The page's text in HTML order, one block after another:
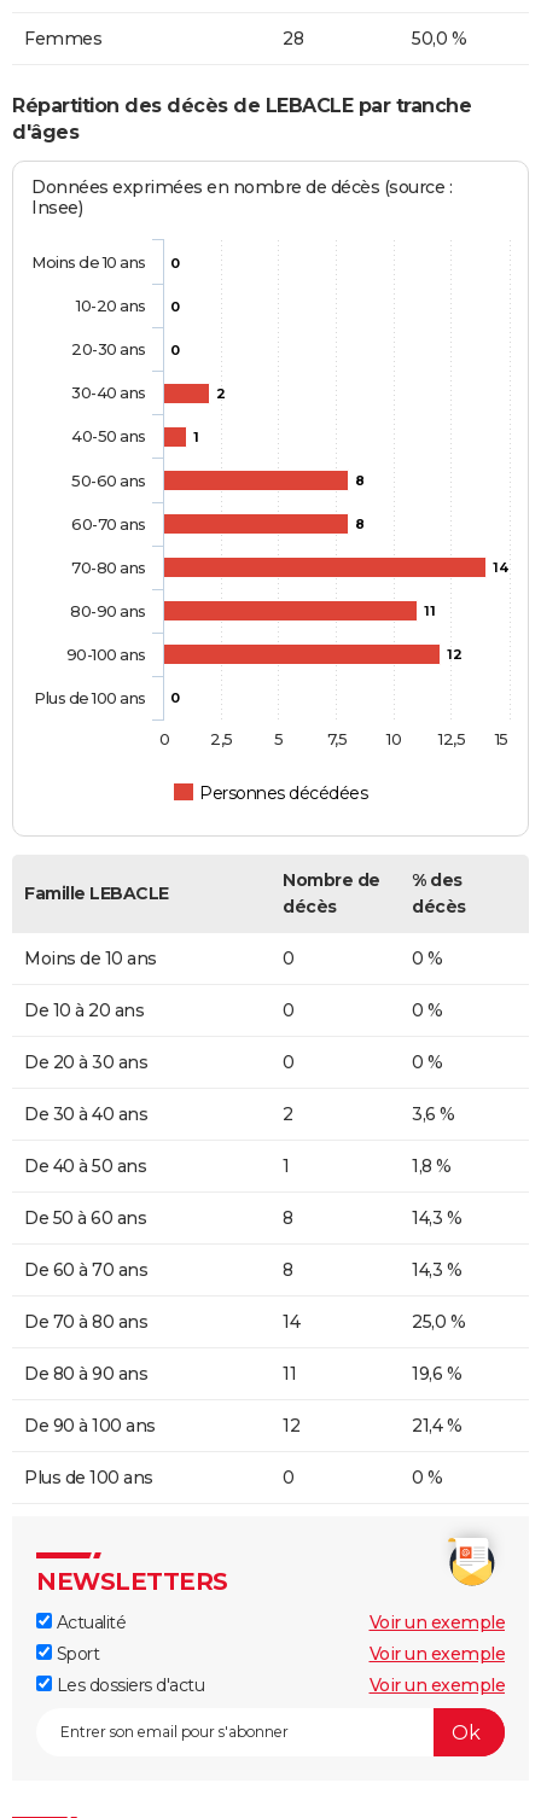
Femmes 28 50,0 %
Répartition des décès de LEBACLE par tranche
d'âges
Données exprimées en nombre de décès (source :
Insee)
0
0
0
2
1
8
8
14
11
12
0
Personnes décédées
Moins de 10 ans
10-20 ans
20-30 ans
30-40 ans
40-50 ans
50-60 ans
60-70 ans
70-80 ans
80-90 ans
90-100 ans
Plus de 100 ans
0 2,5 5 7,5 10 12,5 15
Famille LEBACLE
Nombre de
décès
% des
décès
Moins de 10 ans 0 0 %
De 10 à 20 ans 0 0 %
De 20 à 30 ans 0 0 %
De 30 à 40 ans 2 3,6 %
De 40 à 50 ans 1 1,8 %
De 50 à 60 ans 8 14,3 %
De 60 à 70 ans 8 14,3 %
De 70 à 80 ans 14 25,0 %
De 80 à 90 ans 11 19,6 %
De 90 à 100 ans 12 21,4 %
Plus de 100 ans 0 0 %
NEWSLETTERS
Actualité
Voir un exemple
Sport
Voir un exemple
Les dossiers d'actu
Voir un exemple